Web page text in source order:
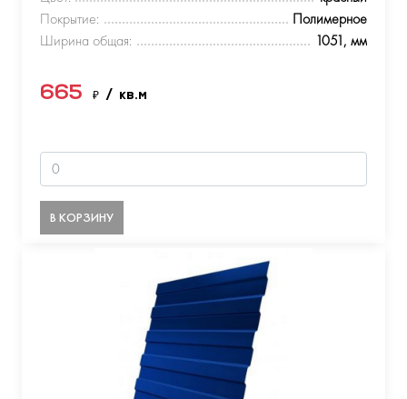
Покрытие:
Полимерное
Ширина общая:
1051, мм
665 ₽ / кв.м
В КОРЗИНУ